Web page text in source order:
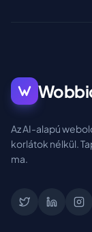
Az AI-alapú
korlátok nélkül.
ma.